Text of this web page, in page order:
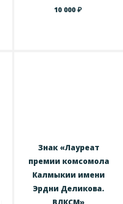
10 000₽
Знак «Лауреат
премии комсомола
Калмыкии имени
Эрдни Деликова.
ВЛКСМ»